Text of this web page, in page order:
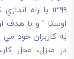
1399 با راه
اوستا " و با هدف
به کاربران خود
در منزل، محل